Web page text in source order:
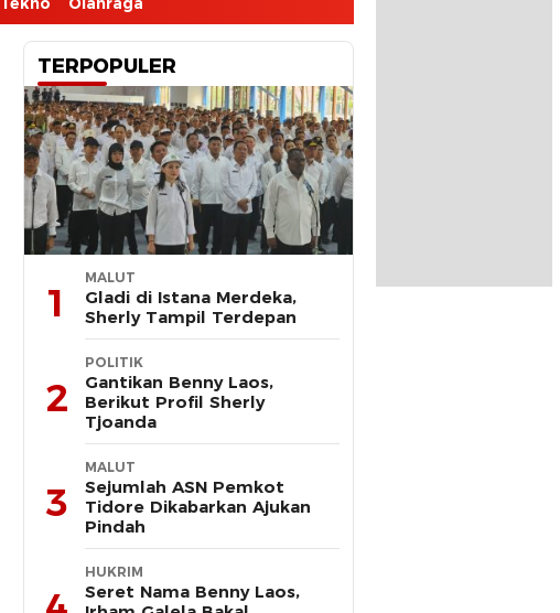
TERPOPULER
1
MALUT
Gladi di Istana Merdeka,
Sherly Tampil Terdepan
2
POLITIK
Gantikan Benny Laos,
Berikut Profil Sherly
Tjoanda
3
MALUT
Sejumlah ASN Pemkot
Tidore Dikabarkan Ajukan
Pindah
HUKRIM
Seret Nama Benny Laos,